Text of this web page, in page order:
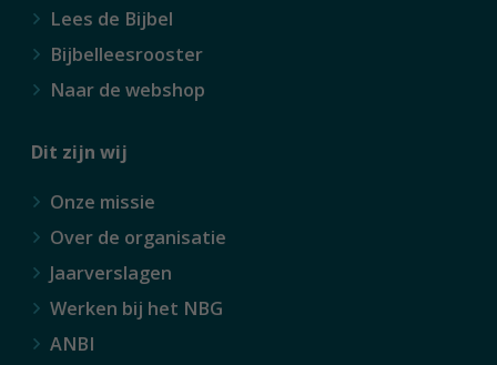
Lees de Bijbel
Bijbelleesrooster
Naar de webshop
Dit zijn wij
Onze missie
Over de organisatie
Jaarverslagen
Werken bij het NBG
ANBI